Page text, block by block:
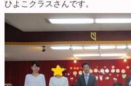
ひよこクラスさんです。